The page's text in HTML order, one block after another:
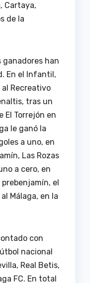
Cartaya,
de la
ganadores han
En el Infantil,
Recreativo
tras un
El Torrejón en
le ganó la
a uno, en
Las Rozas
a cero, en
el
Málaga, en la
con
nacional
Real Betis,
FC. En total